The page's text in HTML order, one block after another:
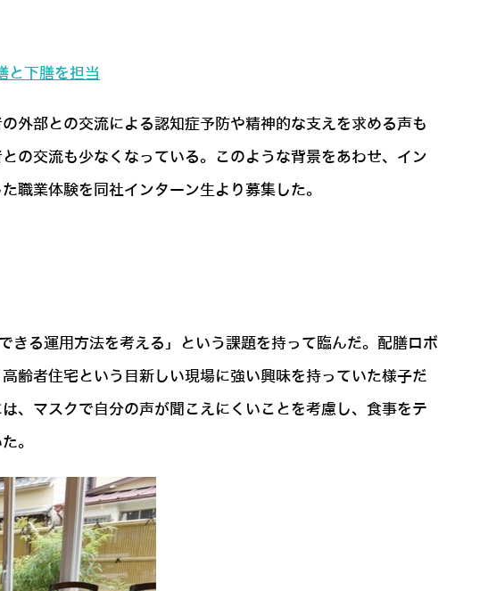
と下膳を担当
外部との交流による認知症予防や精神的な支えを求める声も
の交流も少なくなっている。このような背景をあわせ、イン
職業体験を同社インターン生より募集した。
る運用方法を考える」という課題を持って臨んだ。配膳ロボ
齢者住宅という目新しい現場に強い興味を持っていた様子だ
、マスクで自分の声が聞こえにくいことを考慮し、食事をテ
。